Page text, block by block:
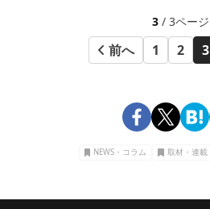
3/ 3ページ
前へ 1 2 3
NEWS・コラム 取材・連載